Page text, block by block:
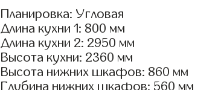
Планировка: Угловая
Длина кухни 1: 800 мм
Длина кухни 2: 2950 мм
Высота кухни: 2360 мм
Высота нижних шкафов: 860 мм
Глубина нижних шкафов: 560 мм